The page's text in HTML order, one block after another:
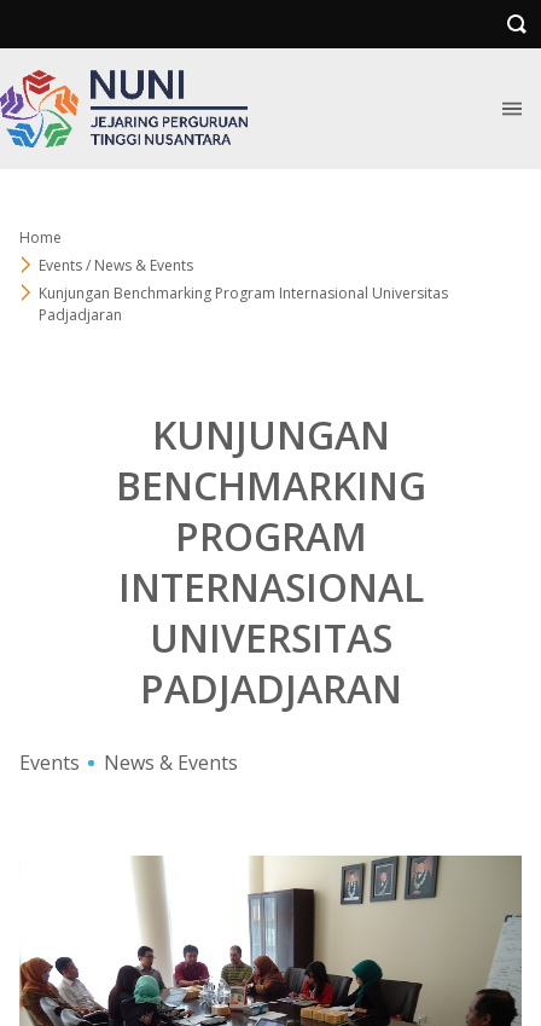
Home
Events / News & Events
Kunjungan Benchmarking Program Internasional Universitas
Padjadjaran
KUNJUNGAN
BENCHMARKING
PROGRAM
INTERNASIONAL
UNIVERSITAS
PADJADJARAN
Events News & Events